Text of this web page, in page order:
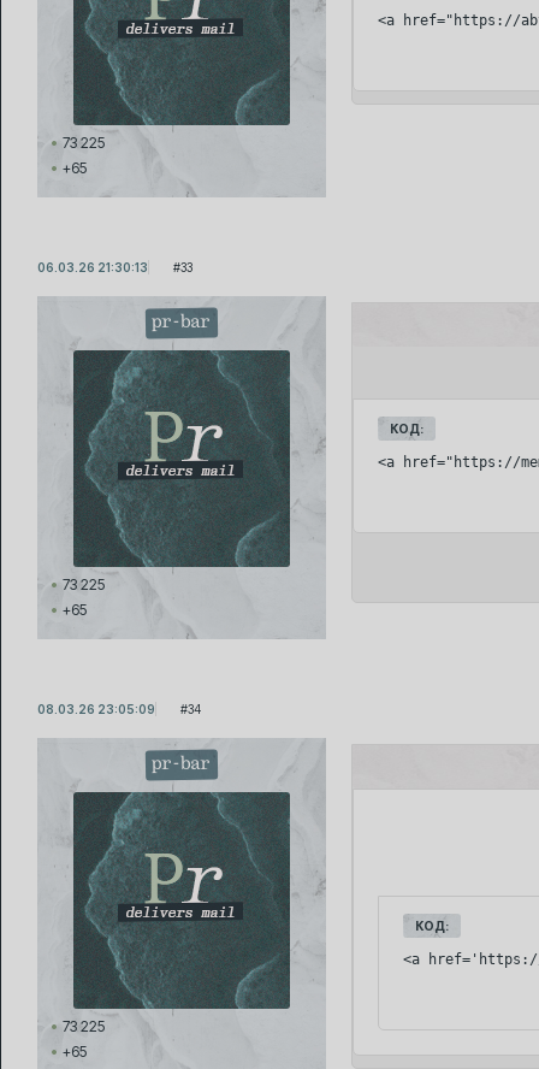
73 225
+65
<a href="https://
33
06.03.26 21:30:13
pr-bar
73 225
+65
КОД:
<a href="https://
34
08.03.26 23:05:09
pr-bar
73 225
+65
КОД:
<a href='https://